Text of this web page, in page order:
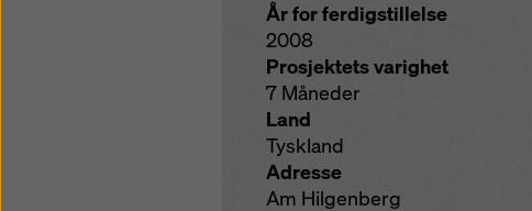
År for ferdigstillelse
2008
Prosjektets varighet
7 Måneder
Land
Tyskland
Adresse
Am Hilgenberg